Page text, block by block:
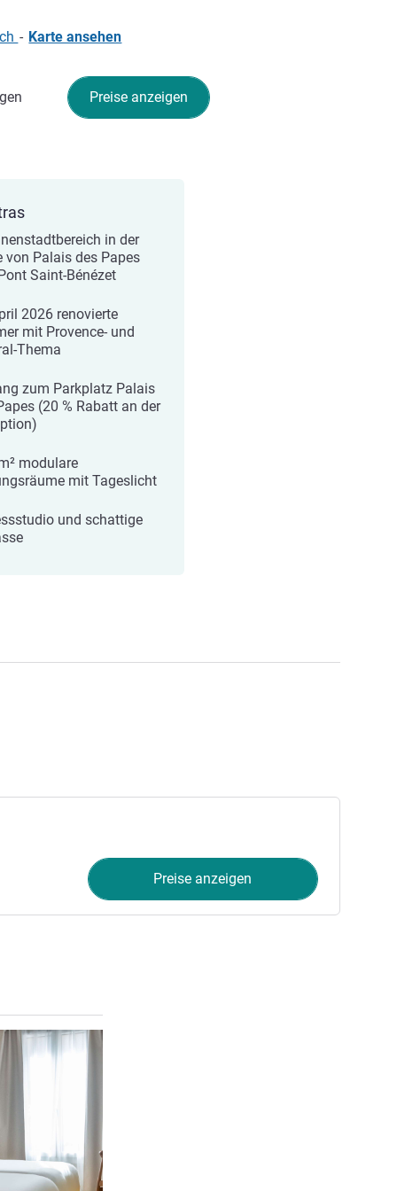
- Karte ansehen
Preise anzeigen
in der
von Palais des Papes
Saint-Bénézet
2026 renovierte
mit Provence- und
Thema
zum Parkplatz Palais
(20 % Rabatt an der
modulare
mit Tageslicht
und schattige
Preise anzeigen